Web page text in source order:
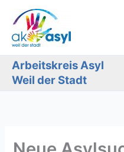
Inhalt
springen
Arbeitskreis Asyl
Weil der Stadt